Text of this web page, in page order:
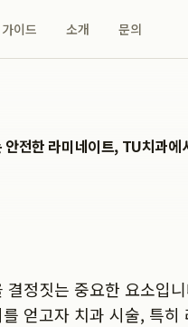
가이드 소개 문의
전한 라미네이트, TU치과에
정짓는 중요한 요소입
얻고자 치과 시술, 특히